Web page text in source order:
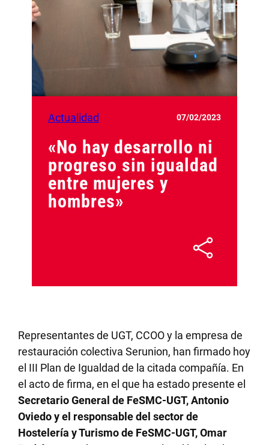
Actualidad 07/02/2023
«No hay desarrollo ni
progreso sin igualdad
entre mujeres y
hombres»
Representantes de UGT, CCOO y la empresa de
restauración colectiva Serunion, han firmado hoy
el III Plan de Igualdad de la citada compañía. En
el acto de firma, en el que ha estado presente el
Secretario General de FeSMC-UGT, Antonio
Oviedo y el responsable del sector de
Hostelería y Turismo de FeSMC-UGT, Omar